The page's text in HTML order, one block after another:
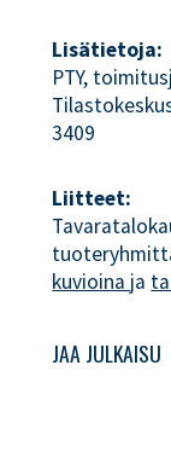
Lisätietoja:
PTY,
3409
Liitteet:
kuvioina ja
JAA JULKAISU